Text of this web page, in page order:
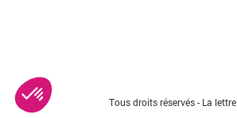
Tous droits réservés - La lettre